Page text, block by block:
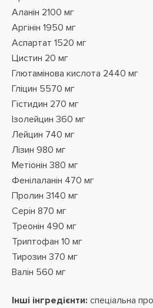
Аланін 2100 мг
Аргінін 1950 мг
Аспартат 1520 мг
Цистин 20 мг
Глютамінова кислота 2440 мг
Гліцин 5570 мг
Гістидин 270 мг
Ізолейцин 360 мг
Лейцин 740 мг
Лізин 980 мг
Метіонін 380 мг
Фенілаланін 470 мг
Пролин 3140 мг
Серін 870 мг
Треонін 490 мг
Триптофан 10 мг
Тирозин 370 мг
Валін 560 мг
Інші інгредієнти: спеціальна